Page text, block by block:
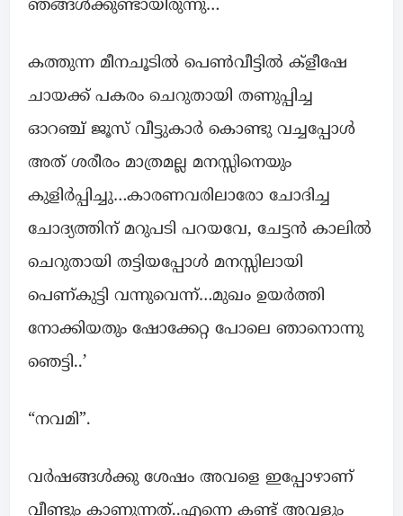
ഞങ്ങൾക്കുണ്ടായിരുന്നു…
കത്തുന്ന മീനചൂടിൽ പെൺവീട്ടിൽ ക്ളീഷേ
ചായക്ക് പകരം ചെറുതായി തണുപ്പിച്ച
ഓറഞ്ച് ജൂസ് വീട്ടുകാർ കൊണ്ടു വച്ചപ്പോൾ
അത് ശരീരം മാത്രമല്ല മനസ്സിനെയും
കുളിർപ്പിച്ചു…കാരണവരിലാരോ ചോദിച്ച
ചോദ്യത്തിന് മറുപടി പറയവേ, ചേട്ടൻ കാലിൽ
ചെറുതായി തട്ടിയപ്പോൾ മനസ്സിലായി
പെണ്കുട്ടി വന്നുവെന്ന്…മുഖം ഉയർത്തി
നോക്കിയതും ഷോക്കേറ്റ പോലെ ഞാനൊന്നു
ഞെട്ടി..’
“നവമി”.
വർഷങ്ങൾക്കു ശേഷം അവളെ ഇപ്പോഴാണ്
വീണ്ടും കാണുന്നത്..എന്നെ കണ്ട് അവളും